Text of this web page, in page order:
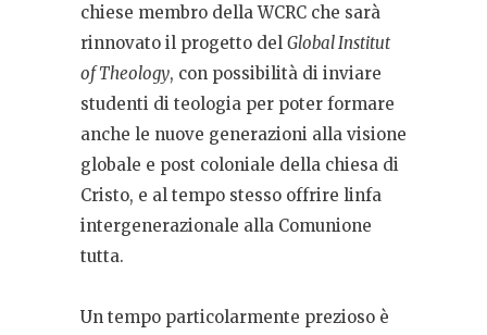
chiese membro della WCRC che sarà
rinnovato il progetto del Global Institut
of Theology, con possibilità di inviare
studenti di teologia per poter formare
anche le nuove generazioni alla visione
globale e post coloniale della chiesa di
Cristo, e al tempo stesso offrire linfa
intergenerazionale alla Comunione
tutta.
Un tempo particolarmente prezioso è